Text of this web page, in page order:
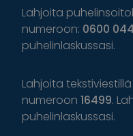
Lahjoita
numeroon: 0600
puhelinlaskussasi.
Lahjoita
numeroon 16499.
puhelinlaskussasi.